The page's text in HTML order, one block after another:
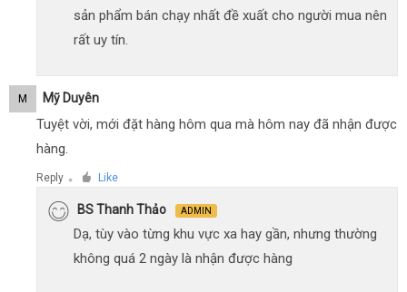
sản phẩm bán chạy nhất đề xuất cho người mua nên
rất uy tín.
M Mỹ Duyên
Tuyệt vời, mới đặt hàng hôm qua mà hôm nay đã nhận được
hàng.
Reply ● Like
BS Thanh Thảo ADMIN
Dạ, tùy vào từng khu vực xa hay gần, nhưng thường
không quá 2 ngày là nhận được hàng